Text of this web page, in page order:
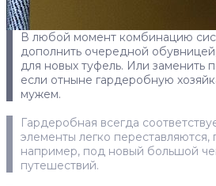
В любой момент комбинацию
дополнить очередной
для новых туфель. Или заменить
если отныне гардеробную
мужем.
Гардеробная всегда
элементы легко
например, под новый большой
путешествий.